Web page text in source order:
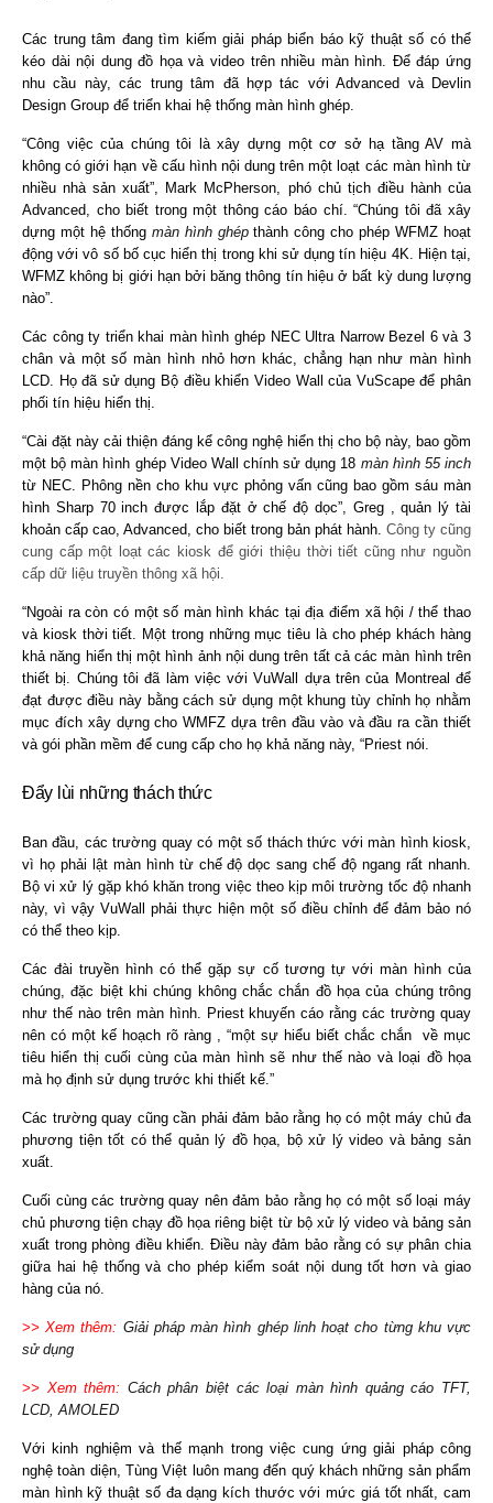
Các trung tâm đang tìm kiếm giải pháp biển báo kỹ thuật số có thể
kéo dài nội dung đồ họa và video trên nhiều màn hình. Để đáp ứng
nhu cầu này, các trung tâm đã hợp tác với Advanced và Devlin
Design Group để triển khai hệ thống màn hình ghép.
“Công việc của chúng tôi là xây dựng một cơ sở hạ tầng AV mà
không có giới hạn về cấu hình nội dung trên một loạt các màn hình từ
nhiều nhà sản xuất”, Mark McPherson, phó chủ tịch điều hành của
Advanced, cho biết trong một thông cáo báo chí. “Chúng tôi đã xây
dựng một hệ thống màn hình ghépthành công cho phép WFMZ hoạt
động với vô số bố cục hiển thị trong khi sử dụng tín hiệu 4K. Hiện tại,
WFMZ không bị giới hạn bởi băng thông tín hiệu ở bất kỳ dung lượng
nào”.
Các công ty triển khai màn hình ghép NEC Ultra Narrow Bezel 6 và 3
chân và một số màn hình nhỏ hơn khác, chẳng hạn như màn hình
LCD. Họ đã sử dụng Bộ điều khiển Video Wall của VuScape để phân
phối tín hiệu hiển thị.
“Cài đặt này cải thiện đáng kể công nghệ hiển thị cho bộ này, bao gồm
một bộ màn hình ghép Video Wall chính sử dụng 18 màn hình 55 inch
từ NEC. Phông nền cho khu vực phỏng vấn cũng bao gồm sáu màn
hình Sharp 70 inch được lắp đặt ở chế độ dọc”, Greg , quản lý tài
khoản cấp cao, Advanced, cho biết trong bản phát hành. Công ty cũng
cung cấp một loạt các kiosk để giới thiệu thời tiết cũng như nguồn
cấp dữ liệu truyền thông xã hội.
“Ngoài ra còn có một số màn hình khác tại địa điểm xã hội / thể thao
và kiosk thời tiết. Một trong những mục tiêu là cho phép khách hàng
khả năng hiển thị một hình ảnh nội dung trên tất cả các màn hình trên
thiết bị. Chúng tôi đã làm việc với VuWall dựa trên của Montreal để
đạt được điều này bằng cách sử dụng một khung tùy chỉnh họ nhằm
mục đích xây dựng cho WMFZ dựa trên đầu vào và đầu ra cần thiết
và gói phần mềm để cung cấp cho họ khả năng này, “Priest nói.
Đẩy lùi những thách thức
Ban đầu, các trường quay có một số thách thức với màn hình kiosk,
vì họ phải lật màn hình từ chế độ dọc sang chế độ ngang rất nhanh.
Bộ vi xử lý gặp khó khăn trong việc theo kịp môi trường tốc độ nhanh
này, vì vậy VuWall phải thực hiện một số điều chỉnh để đảm bảo nó
có thể theo kịp.
Các đài truyền hình có thể gặp sự cố tương tự với màn hình của
chúng, đặc biệt khi chúng không chắc chắn đồ họa của chúng trông
như thế nào trên màn hình. Priest khuyến cáo rằng các trường quay
nên có một kế hoạch rõ ràng , “một sự hiểu biết chắc chắn về mục
tiêu hiển thị cuối cùng của màn hình sẽ như thế nào và loại đồ họa
mà họ định sử dụng trước khi thiết kế.”
Các trường quay cũng cần phải đảm bảo rằng họ có một máy chủ đa
phương tiện tốt có thể quản lý đồ họa, bộ xử lý video và bảng sản
xuất.
Cuối cùng các trường quay nên đảm bảo rằng họ có một số loại máy
chủ phương tiện chạy đồ họa riêng biệt từ bộ xử lý video và bảng sản
xuất trong phòng điều khiển. Điều này đảm bảo rằng có sự phân chia
giữa hai hệ thống và cho phép kiểm soát nội dung tốt hơn và giao
hàng của nó.
>> Xem thêm: Giải pháp màn hình ghép linh hoạt cho từng khu vực
sử dụng
>> Xem thêm: Cách phân biệt các loại màn hình quảng cáo TFT,
LCD, AMOLED
Với kinh nghiệm và thế mạnh trong việc cung ứng giải pháp công
nghệ toàn diện, Tùng Việt luôn mang đến quý khách những sản phẩm
màn hình kỹ thuật số đa dạng kích thước với mức giá tốt nhất, cam